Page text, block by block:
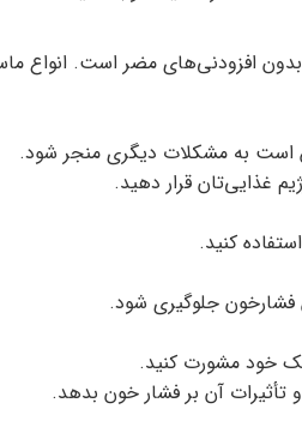
افزودنی‌های مضر است. انواع
است به مشکلات دیگری منجر شود.
غذایی‌تان قرار دهید.
کنید.
جلوگیری شود.
خود مشورت کنید.
تأثیرات آن بر فشار خون بدهد.